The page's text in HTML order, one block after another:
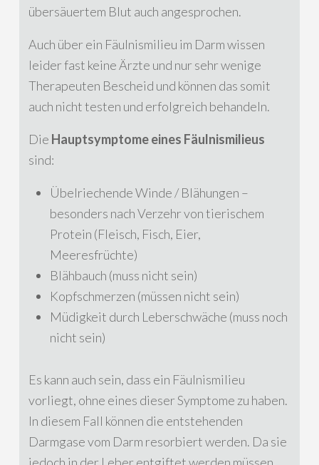
übersäuertem Blut auch angesprochen.
Auch über ein Fäulnismilieu im Darm wissen
leider fast keine Ärzte und nur sehr wenige
Therapeuten Bescheid und können das somit
auch nicht testen und erfolgreich behandeln.
Die Hauptsymptome eines Fäulnismilieus
sind:
Übelriechende Winde / Blähungen –
besonders nach Verzehr von tierischem
Protein (Fleisch, Fisch, Eier,
Meeresfrüchte)
Blähbauch (muss nicht sein)
Kopfschmerzen (müssen nicht sein)
Müdigkeit durch Leberschwäche (muss noch
nicht sein)
Es kann auch sein, dass ein Fäulnismilieu
vorliegt, ohne eines dieser Symptome zu haben.
In diesem Fall können die entstehenden
Darmgase vom Darm resorbiert werden. Da sie